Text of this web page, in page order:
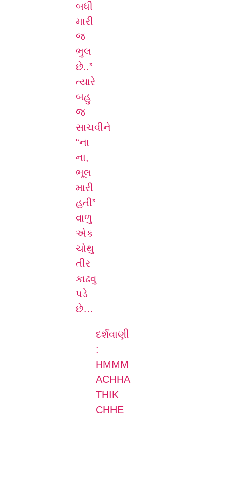
બધી
મારી
જ
ભુલ
છે..”
ત્યારે
બહુ
જ
સાચવીને
“ના
ના,
ભૂલ
મારી
હતી”
વાળુ
એક
ચોથુ
તીર
કાઢવુ
પડે
છે…
દર્શવાણી
:
HMMM
ACHHA
THIK
CHHE